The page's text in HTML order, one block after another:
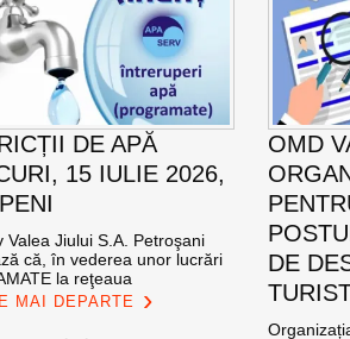
DE APĂ
15 IULIE 2026,
Valea Jiului S.A. Petroşani
că, în vederea unor lucrări
la reţeaua
MAI DEPARTE
OMD
DE